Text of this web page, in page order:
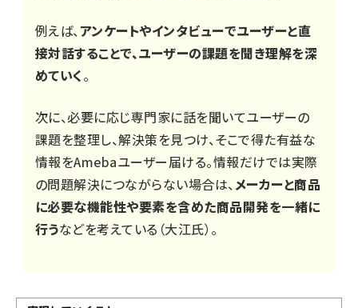
例えば、アンケートやインタビューでユーザーと直
接対話することで、ユーザーの課題を聞き理解を深
めていく。
次に、必要に応じ専門家に話を聞いてユーザーの
課題を整理し、解決策を見つけ、そこで得た有益な
情報をAmebaユーザー届ける。情報だけでは実際
の問題解決につながらない場合は、メーカーと商品
に必要な機能性や要素を含めた商品開発を一緒に
行うなどを考えている（大江氏）。